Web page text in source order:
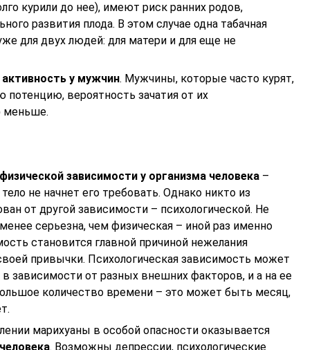
курили до нее), имеют риск ранних родов,
развития плода. В этом случае одна табачная
для двух людей: для матери и для еще не
у мужчин. Мужчины, которые часто курят,
вероятность зачатия от их
меньше.
зависимости у организма человека –
не начнет его требовать. Однако никто из
от другой зависимости – психологической. Не
серьезна, чем физическая – иной раз именно
становится главной причиной нежелания
привычки. Психологическая зависимость может
в зависимости от разных внешних факторов, и а на ее
количество времени – это может быть месяц,
марихуаны в особой опасности оказывается
. Возможны депрессии, психологические